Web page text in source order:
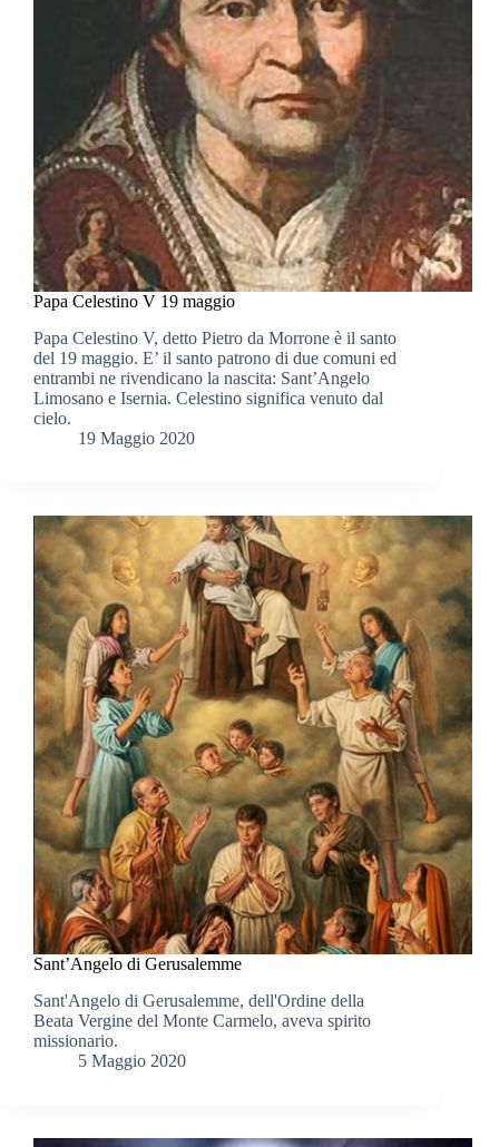
Papa Celestino V 19 maggio
Papa Celestino V, detto Pietro da Morrone è il santo
del 19 maggio. E’ il santo patrono di due comuni ed
entrambi ne rivendicano la nascita: Sant’Angelo
Limosano e Isernia. Celestino significa venuto dal
cielo.
19 Maggio 2020
Sant’Angelo di Gerusalemme
Sant'Angelo di Gerusalemme, dell'Ordine della
Beata Vergine del Monte Carmelo, aveva spirito
missionario.
5 Maggio 2020